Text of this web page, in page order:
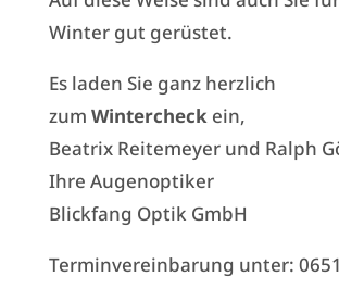
Winter gut gerüstet.
Es laden Sie ganz herzlich
zum Wintercheckein,
Beatrix Reitemeyer und Ralph
Ihre Augenoptiker
Blickfang Optik GmbH
Terminvereinbarung unter: